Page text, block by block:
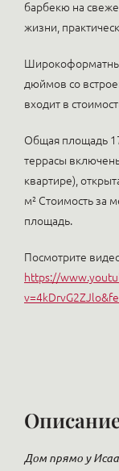
барбекю на
жизни,
дюймов со
входит в
Общая площадь
террасы
квартире),
м² Стоимость за
площадь.
Посмотрите
https://
Дом прямо у